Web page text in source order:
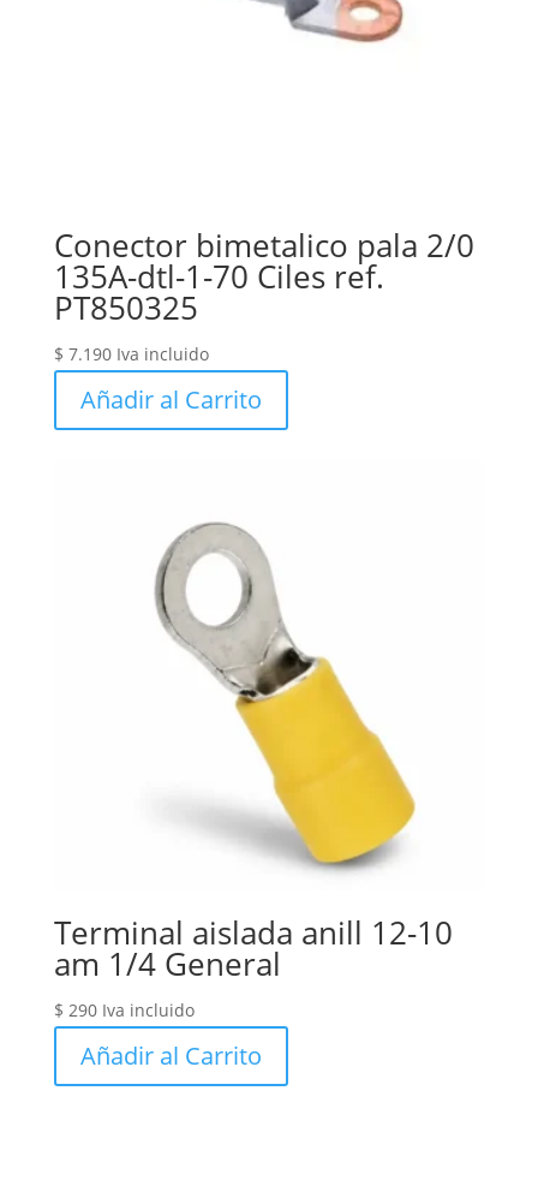
Conector bimetalico pala 2/0
135A-dtl-1-70 Ciles ref.
PT850325
$ 7.190 Iva incluido
Añadir al Carrito
Terminal aislada anill 12-10
am 1/4 General
$ 290 Iva incluido
Añadir al Carrito